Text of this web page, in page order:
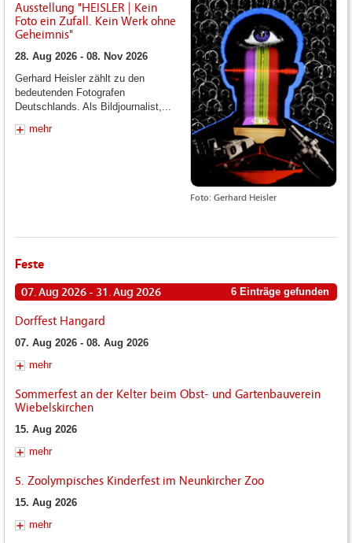
Foto: Gerhard Heisler
Ausstellung "HEISLER | Kein
Foto ein Zufall. Kein Werk ohne
Geheimnis"
28. Aug 2026 - 08. Nov 2026
Gerhard Heisler zählt zu den
bedeutenden Fotografen
Deutschlands. Als Bildjournalist,...
mehr
Feste
07. Aug 2026 - 31. Aug 2026 6 Einträge gefunden
Dorffest Hangard
07. Aug 2026 - 08. Aug 2026
mehr
Sommerfest an der Kelter beim Obst- und Gartenbauverein
Wiebelskirchen
15. Aug 2026
mehr
5. Zoolympisches Kinderfest im Neunkircher Zoo
15. Aug 2026
mehr